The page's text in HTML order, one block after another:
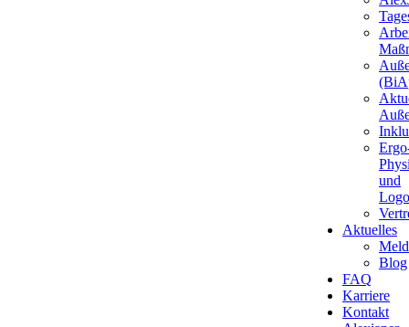
und
Aktuelles
Blog
FAQ
Karriere
Kontakt